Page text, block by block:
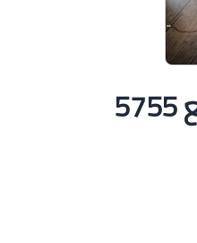
موتور رفع درج رابع 5755